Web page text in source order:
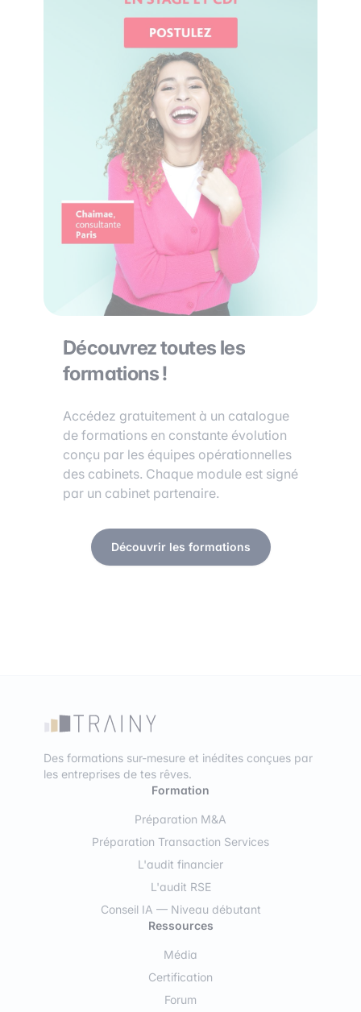
Découvrez toutes les
formations !
Accédez gratuitement à un catalogue
de formations en constante évolution
conçu par les équipes opérationnelles
des cabinets. Chaque module est signé
par un cabinet partenaire.
Découvrir les formations
Des formations sur-mesure et inédites conçues par
les entreprises de tes rêves.
Formation
Préparation M&A
Préparation Transaction Services
L'audit financier
L'audit RSE
Conseil IA — Niveau débutant
Ressources
Média
Certification
Forum